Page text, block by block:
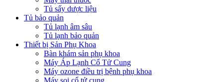
Tủ sấy dược liệu
Tủ bảo quản
Tủ lạnh âm sâu
Tủ lạnh bảo quản
Thiết bị Sản Phụ Khoa
Bàn khám sản phụ khoa
Máy Áp Lạnh Cổ Tử Cung
Máy ozone điều trị bệnh phụ khoa
Máy soi cổ tử cung